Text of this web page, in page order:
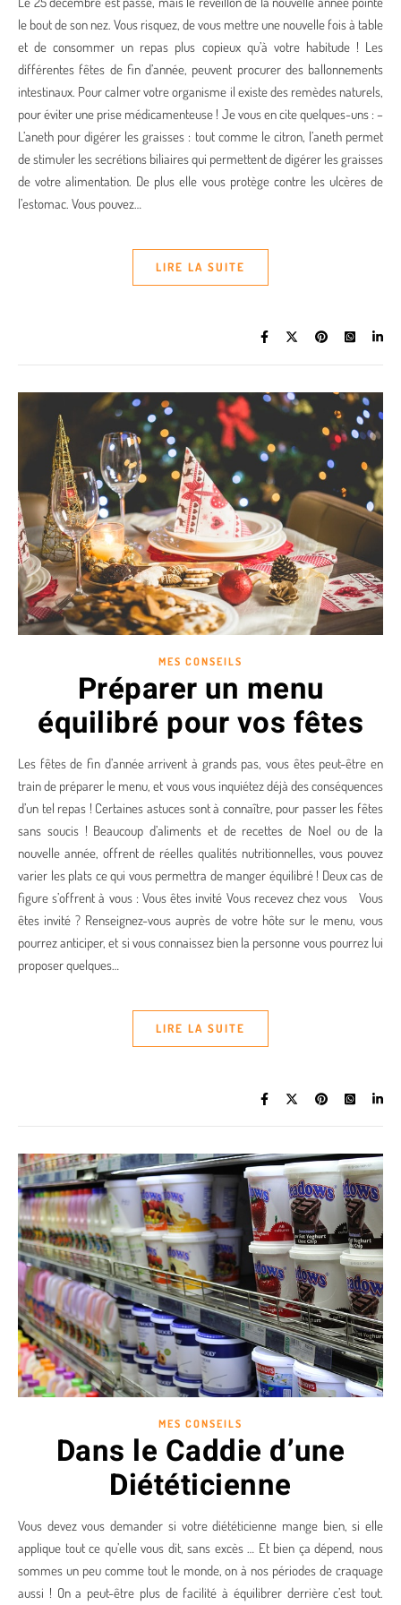
le bout de son nez. Vous risquez, de vous mettre une nouvelle fois à table
et de consommer un repas plus copieux qu’à votre habitude ! Les
différentes fêtes de fin d’année, peuvent procurer des ballonnements
intestinaux. Pour calmer votre organisme il existe des remèdes naturels,
pour éviter une prise médicamenteuse ! Je vous en cite quelques-uns : –
L’aneth pour digérer les graisses : tout comme le citron, l’aneth permet
de stimuler les secrétions biliaires qui permettent de digérer les graisses
de votre alimentation. De plus elle vous protège contre les ulcères de
l’estomac. Vous pouvez…
LIRE LA SUITE
MES CONSEILS
Préparer un menu
équilibré pour vos fêtes
Les fêtes de fin d’année arrivent à grands pas, vous êtes peut-être en
train de préparer le menu, et vous vous inquiétez déjà des conséquences
d’un tel repas ! Certaines astuces sont à connaître, pour passer les fêtes
sans soucis ! Beaucoup d’aliments et de recettes de Noel ou de la
nouvelle année, offrent de réelles qualités nutritionnelles, vous pouvez
varier les plats ce qui vous permettra de manger équilibré ! Deux cas de
figure s’offrent à vous : Vous êtes invité Vous recevez chez vous Vous
êtes invité ? Renseignez-vous auprès de votre hôte sur le menu, vous
pourrez anticiper, et si vous connaissez bien la personne vous pourrez lui
proposer quelques…
LIRE LA SUITE
MES CONSEILS
Dans le Caddie d’une
Diététicienne
Vous devez vous demander si votre diététicienne mange bien, si elle
applique tout ce qu’elle vous dit, sans excès … Et bien ça dépend, nous
sommes un peu comme tout le monde, on à nos périodes de craquage
aussi ! On a peut-être plus de facilité à équilibrer derrière c’est tout.